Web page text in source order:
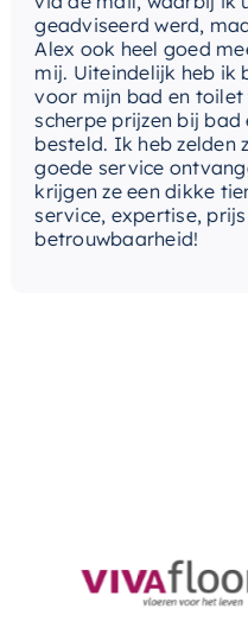
geadviseerd werd, maar
Alex ook heel goed
mij. Uiteindelijk heb ik bijna
voor mijn bad en toilet
scherpe prijzen bij bad en
besteld. Ik heb zelden zo
goede service ontvangen.
krijgen ze een dikke tien
service, expertise, prijs en
betrouwbaarheid!